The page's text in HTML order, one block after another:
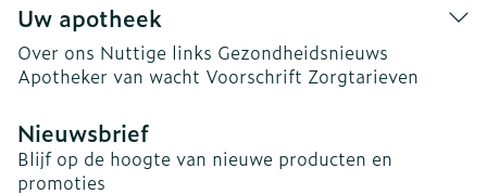
Uw apotheek
Over ons Nuttige links Gezondheidsnieuws
Apotheker van wacht Voorschrift Zorgtarieven
Nieuwsbrief
Blijf op de hoogte van nieuwe producten en
promoties